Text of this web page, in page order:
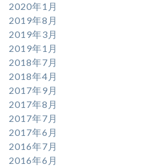
2020年1月
2019年8月
2019年3月
2019年1月
2018年7月
2018年4月
2017年9月
2017年8月
2017年7月
2017年6月
2016年7月
2016年6月